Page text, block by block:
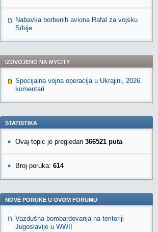
Nabavka borbenih aviona Rafal za vojsku
Srbije
IZDVOJENO NA MYCITY
Specijalna vojna operacija u Ukrajini, 2026.
komentari
STATISTIKA
Ovaj topic je pregledan 366521 puta
Broj poruka: 614
NOVE PORUKE U OVOM FORUMU
Vazdušna bombardovanja na teritoriji
Jugoslavije u WWII